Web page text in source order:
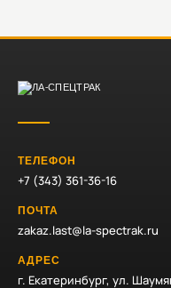
ТЕЛЕФОН
+7 (343) 361-36-16
ПОЧТА
zakaz.last@la-spectrak.ru
АДРЕС
г. Екатеринбург, ул.